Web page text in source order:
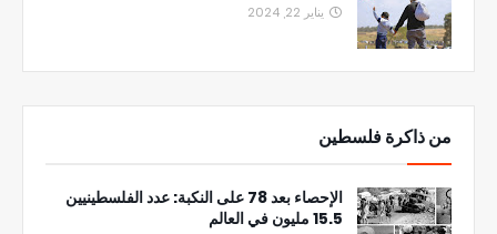
يناير 22, 2024
من ذاكرة فلسطين
الإحصاء بعد 78 على النكبة: عدد الفلسطينيين
15.5 مليون في العالم